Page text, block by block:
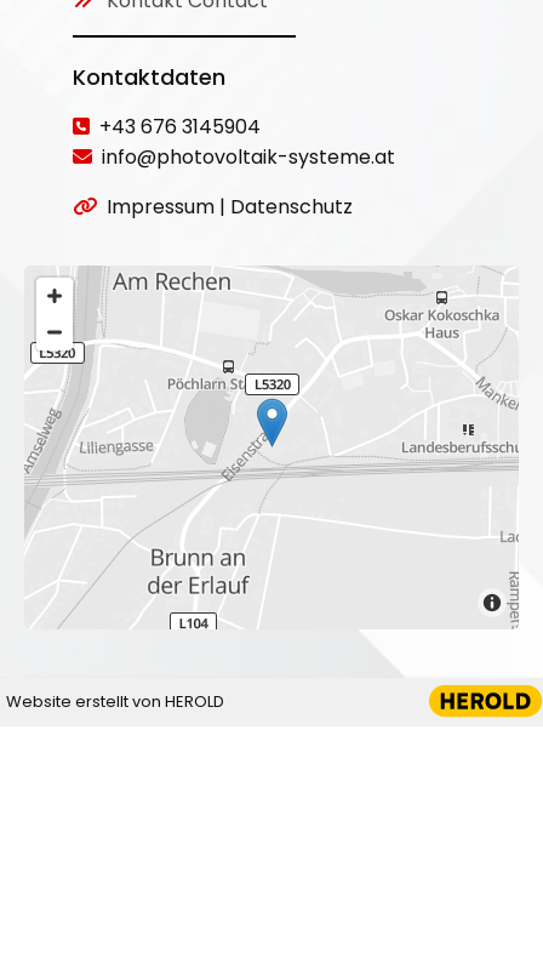
Kontaktdaten
 +43 676 3145904
 info@photovoltaik-systeme.at
 Impressum | Datenschutz
Website erstellt von HEROLD